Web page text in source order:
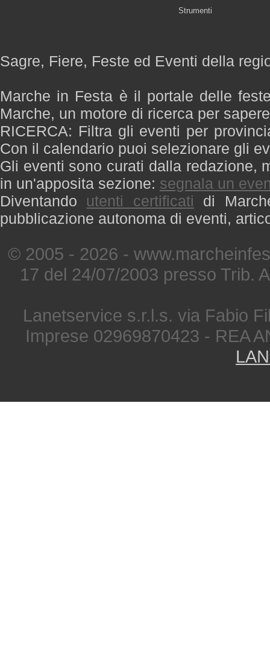
Strumenti
Sagre, Fiere, Feste ed Eventi della
Marche in Festa è il portale delle
Marche, un motore di ricerca per
RICERCA: Filtra gli eventi per
Con il calendario puoi selezionare gli
Gli eventi sono curati dalla redazione,
in un'apposita sezione: segnala un
Diventando utenti certificati di
pubblicazione autonoma di eventi,
© 2005 - 2026 -
17 del 24/07/2003 presso Trib.
Lanetservice s.r.l.s. via Fabio
Imprese 02969870423 - REA